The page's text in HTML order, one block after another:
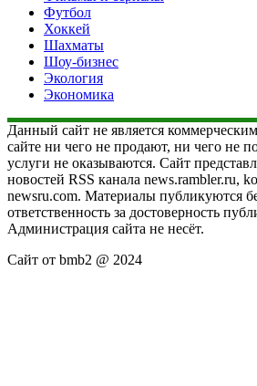
Футбол
Хоккей
Шахматы
Шоу-бизнес
Экология
Экономика
Данный сайт не является
сайте ни чего не продают, ни чего не
услуги не оказываются. Сайт
новостей RSS канала news.rambler.ru,
newsru.com. Материалы публикуются
ответственность за достоверность
Администрация сайта не несёт.
Сайт от bmb2 @ 2024